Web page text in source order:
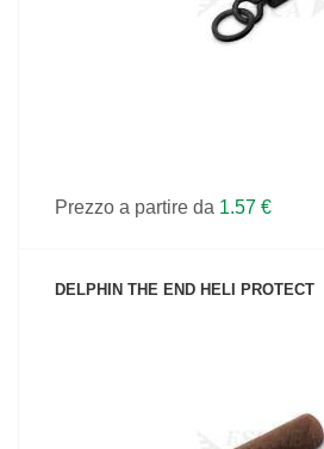
Prezzo a partire da 1.57 €
DELPHIN THE END HELI PROTECT
VEDI IL PRODOTTO